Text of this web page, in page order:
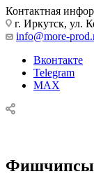
Контактная
г. Иркутск, ул.
info@more-
Вконтакте
Telegram
MAX
Фишчипсы